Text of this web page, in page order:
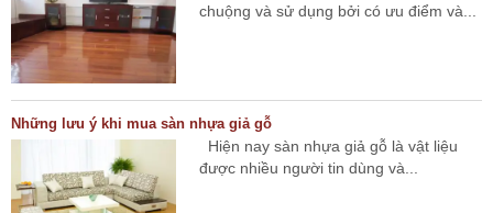
chuộng và sử dụng bởi có ưu điểm và...
Những lưu ý khi mua sàn nhựa giả gỗ
Hiện nay sàn nhựa giả gỗ là vật liệu
được nhiều người tin dùng và...